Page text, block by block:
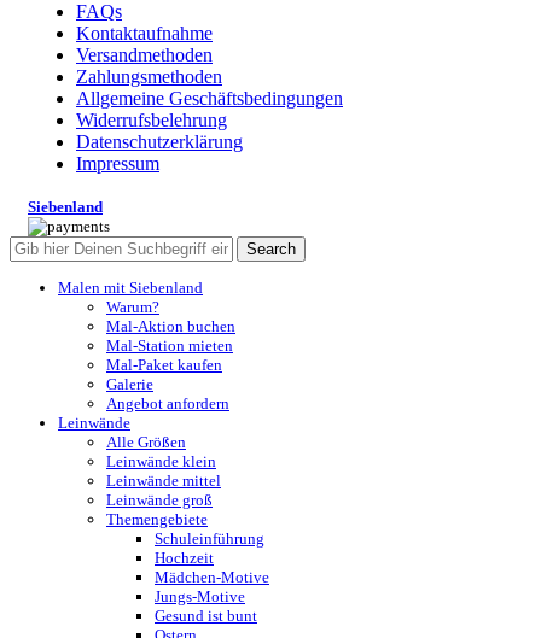
FAQs
Kontaktaufnahme
Versandmethoden
Zahlungsmethoden
Allgemeine Geschäftsbedingungen
Widerrufsbelehrung
Datenschutzerklärung
Impressum
Siebenland
Search
Malen mit Siebenland
Warum?
Mal-Aktion buchen
Mal-Station mieten
Mal-Paket kaufen
Galerie
Angebot anfordern
Leinwände
Alle Größen
Leinwände klein
Leinwände mittel
Leinwände groß
Themengebiete
Schuleinführung
Hochzeit
Mädchen-Motive
Jungs-Motive
Gesund ist bunt